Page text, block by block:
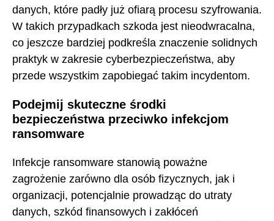
danych, które padły już ofiarą procesu szyfrowania.
W takich przypadkach szkoda jest nieodwracalna,
co jeszcze bardziej podkreśla znaczenie solidnych
praktyk w zakresie cyberbezpieczeństwa, aby
przede wszystkim zapobiegać takim incydentom.
Podejmij skuteczne środki
bezpieczeństwa przeciwko infekcjom
ransomware
Infekcje ransomware stanowią poważne
zagrożenie zarówno dla osób fizycznych, jak i
organizacji, potencjalnie prowadząc do utraty
danych, szkód finansowych i zakłóceń